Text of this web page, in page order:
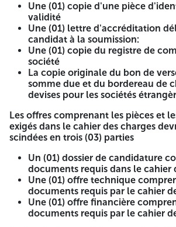
La société algérienne de fabrication
Rheinmetall Algérie SPA. lance une
de l'objet :
ACQUISITION DES PNEUS POUR
Les entreprises intéressées par la
peuvent se présenter à l'adresse ci-
ZONE INDUSTRIELLE D'AIN SMARA
Pour retirer le cahier des charges,
somme de 10 000,00 DA (dix mille
les sociétés de droit algérien et
pour les sociétés étrangères, au
00200039039220036859, ouvert
Extérieure d'Algérie Agence El Khroub
Les personnes déléguées pour le retrait
charges doivent se munir des
Une (01) copie d'une pièce
validité
Une (01) lettre d'accréditation
candidat à la soumission:
Une (01) copie du registre de
société
La copie originale du bon de
somme due et du bordereau de
devises pour les sociétés
Les offres comprenant les pièces et
exigés dans le cahier des charges
scindées en trois (03) parties
Un (01) dossier de candidature
documents requis dans le cahier
Une (01) offre technique
documents requis par le cahier
Une (01) offre financière
documents requis par le cahier